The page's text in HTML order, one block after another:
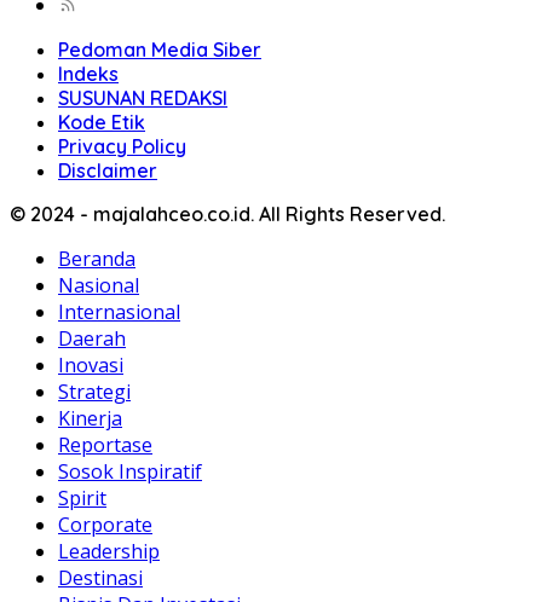
Pedoman Media Siber
Indeks
SUSUNAN REDAKSI
Kode Etik
Privacy Policy
Disclaimer
© 2024 - majalahceo.co.id. All Rights Reserved.
Beranda
Nasional
Internasional
Daerah
Inovasi
Strategi
Kinerja
Reportase
Sosok Inspiratif
Spirit
Corporate
Leadership
Destinasi